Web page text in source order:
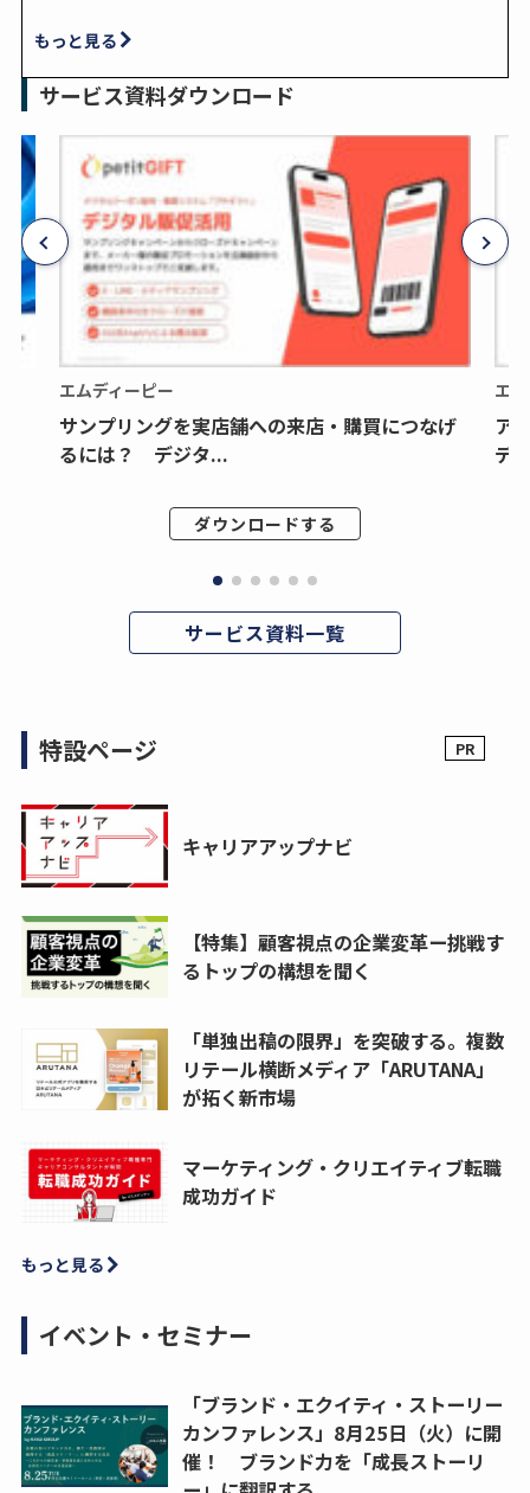
もっと見る
サービス資料ダウンロード
エムディーピー
サンプリングを実店舗への来店・購買につなげ
るには？ デジタ...
ダウンロードする
エ
ア
デ
サービス資料一覧
特設ページ
キャリアアップナビ
【特集】顧客視点の企業変革ー挑戦す
るトップの構想を聞く
「単独出稿の限界」を突破する。複数
リテール横断メディア「ARUTANA」
が拓く新市場
マーケティング・クリエイティブ転職
成功ガイド
もっと見る
イベント・セミナー
「ブランド・エクイティ・ストーリー
カンファレンス」8月25日（火）に開
催！ ブランド力を「成長ストーリ